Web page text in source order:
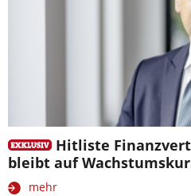
Hitliste
bleibt auf
mehr